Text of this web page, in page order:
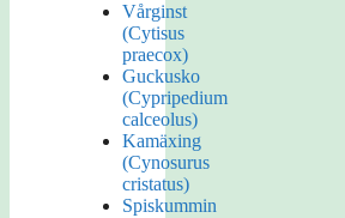
Vårginst
(Cytisus
praecox)
Guckusko
(Cypripedium
calceolus)
Kamäxing
(Cynosurus
cristatus)
Spiskummin